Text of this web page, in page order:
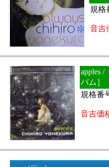
規格
音吉
apples
バム］
規格番
音吉価